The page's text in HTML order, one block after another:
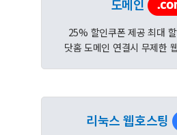
도메인
25% 할인쿠폰 제공 최대
닷홈 도메인 연결시 무제한
리눅스 웹호스팅